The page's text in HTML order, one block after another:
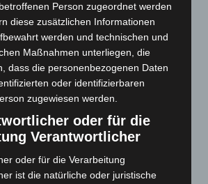
5.039
Ortsteile
3.252
Person zugeordnet werden
diese zusätzlichen Informationen
werden und technischen und
Maßnahmen unterliegen, die
dass die personenbezogenen Daten
oder identifizierbaren
zugewiesen werden.
oder für die
Verantwortlicher
oder für die Verarbeitung
ist die natürliche oder juristische